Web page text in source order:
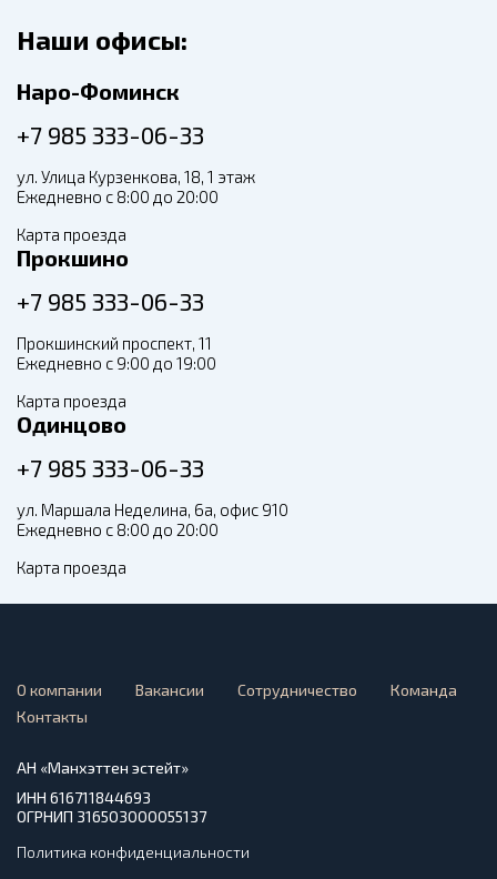
Наши офисы:
Наро-Фоминск
+7 985 333-06-33
ул. Улица Курзенкова, 18, 1 этаж
Ежедневно с 8:00 до 20:00
Карта проезда
Прокшино
+7 985 333-06-33
Прокшинский проспект, 11
Ежедневно с 9:00 до 19:00
Карта проезда
Одинцово
+7 985 333-06-33
ул. Маршала Неделина, 6а, офис 910
Ежедневно с 8:00 до 20:00
Карта проезда
О компании Вакансии Сотрудничество
Команда
Контакты
АН «Манхэттен эстейт»
ИНН 616711844693
ОГРНИП 316503000055137
Политика конфиденциальности